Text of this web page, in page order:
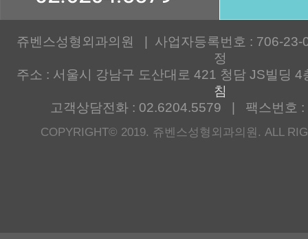
쥬벤스성형외과의원 | 사업자등록번호 : 706-
정
주소 : 서울시 강남구 도산대로 421 청담 JS빌딩
침
고객상담전화 : 02.6204.5579 | 팩스번호 :
COPYRIGHT© 2019. 쥬벤스성형외과의원. ALL